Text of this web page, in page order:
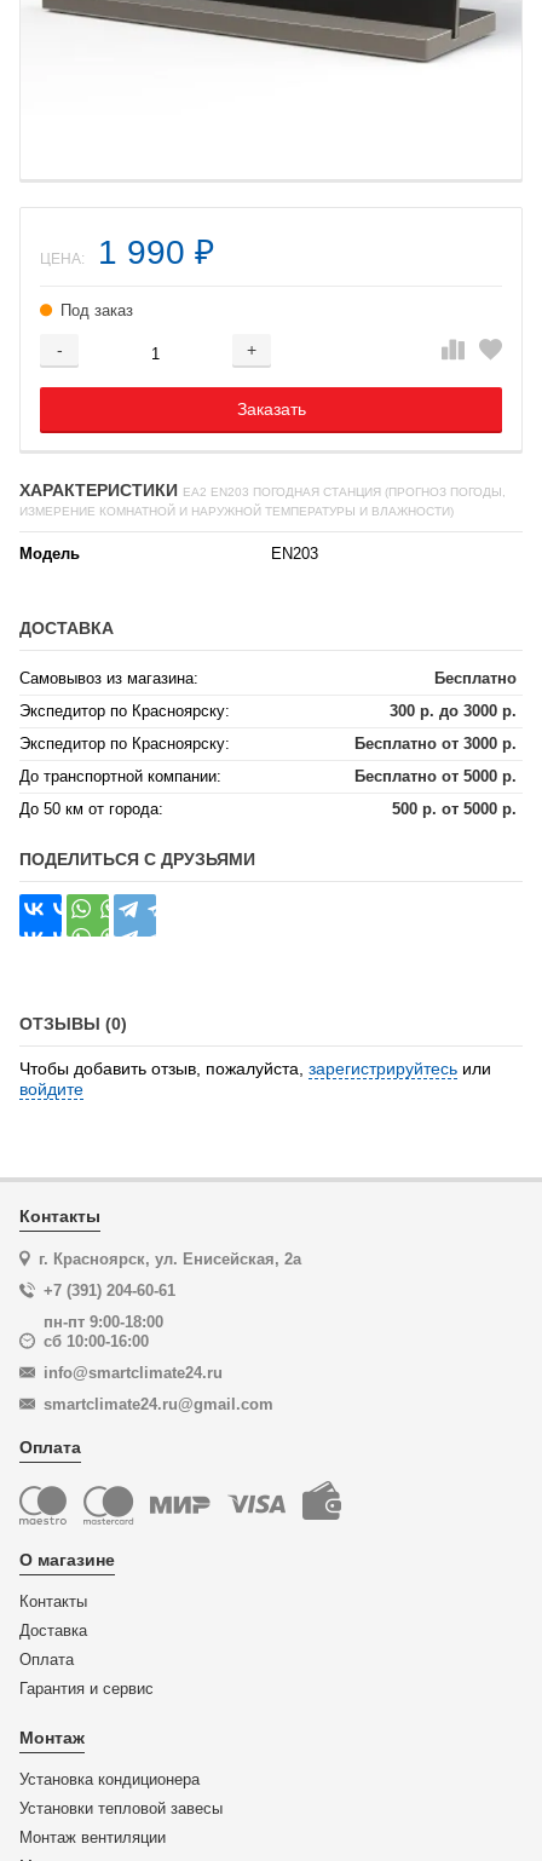
ЦЕНА: 1 990 ₽
Под заказ
- +
Добавляется...
Заказать
Добавлен
ХАРАКТЕРИСТИКИ EA2 EN203 ПОГОДНАЯ СТАНЦИЯ (ПРОГНОЗ ПОГОДЫ,
ИЗМЕРЕНИЕ КОМНАТНОЙ И НАРУЖНОЙ ТЕМПЕРАТУРЫ И ВЛАЖНОСТИ)
Модель EN203
ДОСТАВКА
Самовывоз из магазина:
Бесплатно
Экспедитор по Красноярску:
300 р. до 3000 р.
Экспедитор по Красноярску:
Бесплатно от 3000 р.
До транспортной компании:
Бесплатно от 5000 р.
До 50 км от города:
500 р. от 5000 р.
ПОДЕЛИТЬСЯ С ДРУЗЬЯМИ
ОТЗЫВЫ (0)
Чтобы добавить отзыв, пожалуйста, зарегистрируйтесь или
войдите
Контакты
г. Красноярск, ул. Енисейская, 2а
+7 (391) 204-60-61
пн-пт 9:00-18:00
сб 10:00-16:00
info@smartclimate24.ru
smartclimate24.ru@gmail.com
Оплата
О магазине
Контакты
Доставка
Оплата
Гарантия и сервис
Монтаж
Установка кондиционера
Установки тепловой завесы
Монтаж вентиляции